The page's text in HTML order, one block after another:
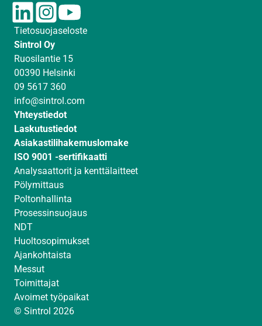
L
i
n
k
e
d
I
n
I
n
s
a
g
r
a
m
u
Tietosuojaseloste
Sintrol Oy
Ruosilantie 15
00390 Helsinki
09 5617 360
info@sintrol.com
Yhteystiedot
Laskutustiedot
Asiakastilihakemuslomake
ISO 9001 -sertifikaatti
Analysaattorit ja kenttälaitteet
Pölymittaus
Poltonhallinta
Prosessinsuojaus
NDT
Huoltosopimukset
Ajankohtaista
Messut
Toimittajat
Avoimet työpaikat
© Sintrol 2026